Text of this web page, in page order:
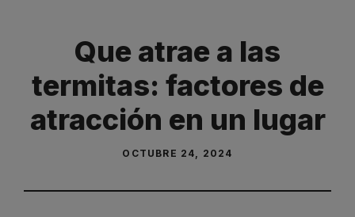
Que atrae a las
termitas: factores de
atracción en un lugar
OCTUBRE 24, 2024